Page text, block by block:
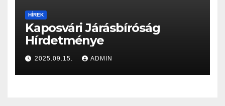
HÍREK
Kaposvári Járásbíróság
Hírdetménye
2025.09.15. ADMIN